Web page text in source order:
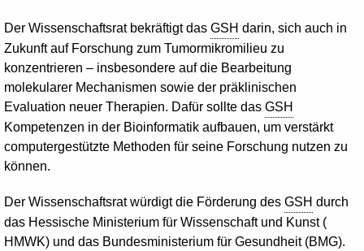
Der Wissenschaftsrat bekräftigt das GSH darin, sich auch in
Zukunft auf Forschung zum Tumormikromilieu zu
konzentrieren – insbesondere auf die Bearbeitung
molekularer Mechanismen sowie der präklinischen
Evaluation neuer Therapien. Dafür sollte das GSH
Kompetenzen in der Bioinformatik aufbauen, um verstärkt
computergestützte Methoden für seine Forschung nutzen zu
können.
Der Wissenschaftsrat würdigt die Förderung des GSH durch
das Hessische Ministerium für Wissenschaft und Kunst (
HMWK) und das Bundesministerium für Gesundheit (BMG).